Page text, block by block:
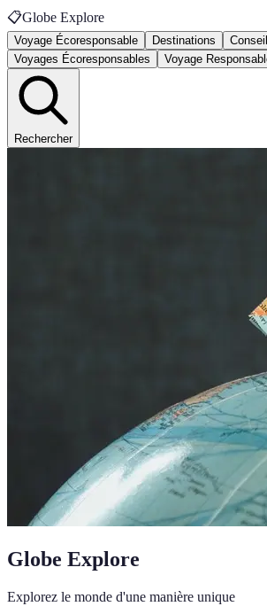
📋Globe Explore
Voyage Écoresponsable Destinations
Voyages Écoresponsables
Voyage
Rechercher
Globe Explore
Explorez le monde d'une manière unique